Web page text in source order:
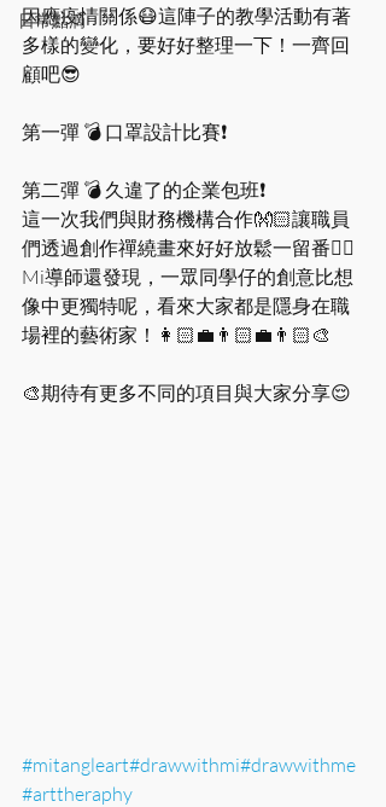
日常點滴
因應疫情關係😷這陣子的教學活動有著
多樣的變化，要好好整理一下！一齊回
顧吧😎
第一彈 💣 口罩設計比賽❗️
第二彈 💣 久違了的企業包班❗️
這一次我們與財務機構合作👐🏻讓職員
們透過創作禪繞畫來好好放鬆一留番✍🏻
Mi導師還發現，一眾同學仔的創意比想
像中更獨特呢，看來大家都是隱身在職
場裡的藝術家！👩🏻‍💼👨🏻‍💼👨🏻‍🎨
🎨期待有更多不同的項目與大家分享😌
#mitangleart#drawwithmi#drawwithme
#arttheraphy